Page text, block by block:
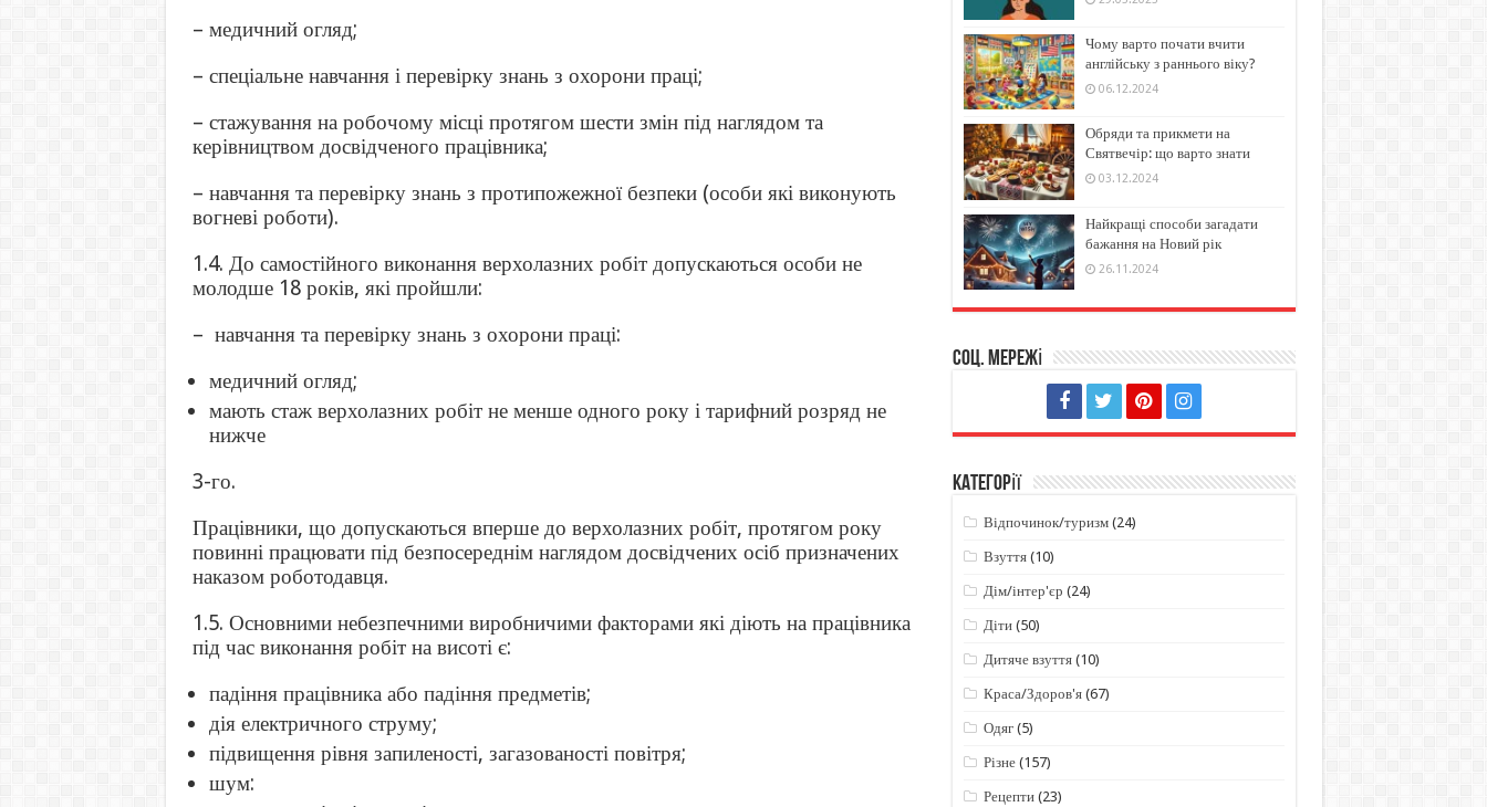
– медичний огляд;
– спеціальне навчання і перевірку знань з охорони праці;
– стажування на робочому місці протягом шести змін під наглядом та
керівництвом досвідченого працівника;
– навчання та перевірку знань з протипожежної безпеки (особи які виконують
вогневі роботи).
1.4. До самостійного виконання верхолазних робіт допускаються особи не
молодше 18 років, які пройшли:
– навчання та перевірку знань з охорони праці:
медичний огляд;
мають стаж верхолазних робіт не менше одного року і тарифний розряд не
нижче
3-го.
Працівники, що допускаються вперше до верхолазних робіт, протягом року
повинні працювати під безпосереднім наглядом досвідчених осіб призначених
наказом роботодавця.
1.5. Основними небезпечними виробничими факторами які діють на працівника
під час виконання робіт на висоті є:
падіння працівника або падіння предметів;
дія електричного струму;
підвищення рівня запиленості, загазованості повітря;
шум:
Чому варто почати вчити
англійську з раннього віку?
06.12.2024
Обряди та прикмети на
Святвечір: що варто знати
03.12.2024
Найкращі способи загадати
бажання на Новий рік
26.11.2024
Соц. мережі
Категорії
Відпочинок/туризм (24)
Взуття (10)
Дім/інтер'єр (24)
Діти (50)
Дитяче взуття (10)
Краса/Здоров'я (67)
Одяг (5)
Різне (157)
Рецепти (23)